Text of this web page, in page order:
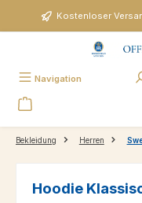
Zum Hauptinhalt springen
Kostenloser
Navigation
Bekleidung Herren
Hoodie